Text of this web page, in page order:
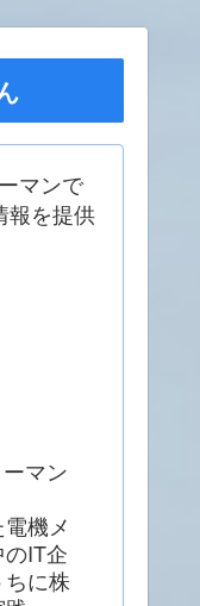
マンで
報を提供
マン
機メ
IT企
に株